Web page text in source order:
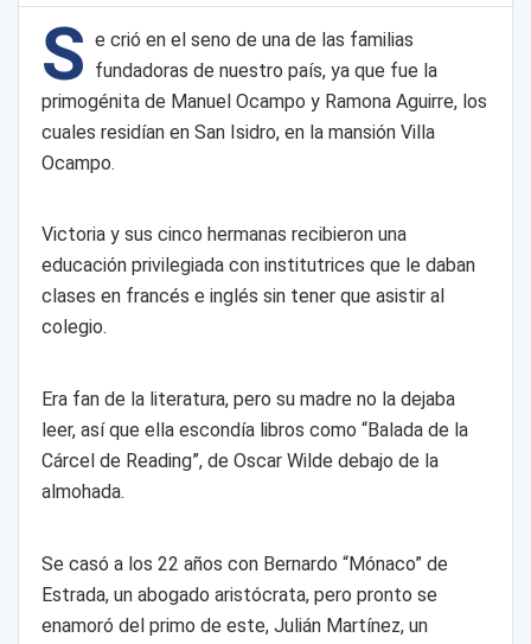
S e crió en el seno de una de las familias
fundadoras de nuestro país, ya que fue la
primogénita de Manuel Ocampo y Ramona Aguirre, los
cuales residían en San Isidro, en la mansión Villa
Ocampo.
Victoria y sus cinco hermanas recibieron una
educación privilegiada con institutrices que le daban
clases en francés e inglés sin tener que asistir al
colegio.
Era fan de la literatura, pero su madre no la dejaba
leer, así que ella escondía libros como “Balada de la
Cárcel de Reading”, de Oscar Wilde debajo de la
almohada.
Se casó a los 22 años con Bernardo “Mónaco” de
Estrada, un abogado aristócrata, pero pronto se
enamoró del primo de este, Julián Martínez, un